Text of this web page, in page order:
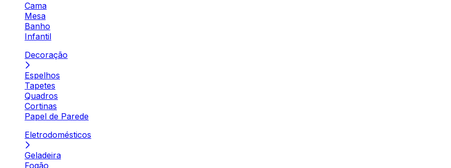
Cama
Mesa
Banho
Infantil
Decoração
Espelhos
Tapetes
Quadros
Cortinas
Papel de Parede
Eletrodomésticos
Geladeira
Fogão